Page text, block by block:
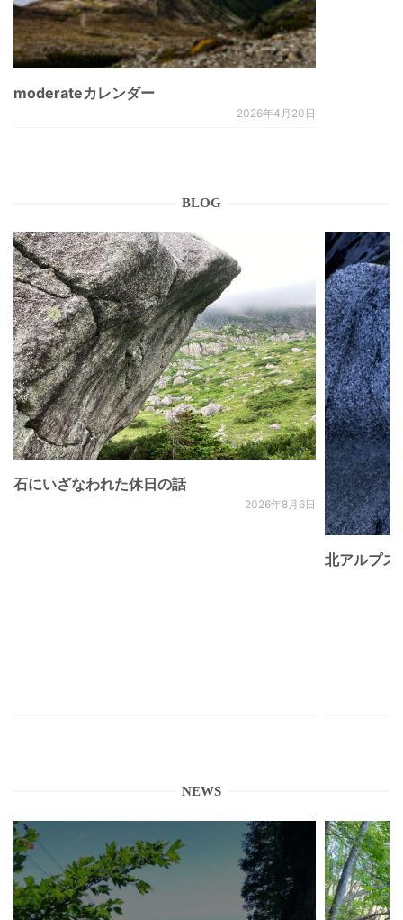
moderateカレンダー
2026年4月20日
BLOG
石にいざなわれた休日の話
2026年8月6日
北アルプ
NEWS